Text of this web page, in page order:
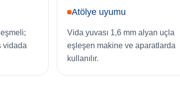
vidada
Atölye uyumu
Vida yuvası 1,6 mm alyan uçla
eşleşen makine ve aparatlarda
kullanılır.